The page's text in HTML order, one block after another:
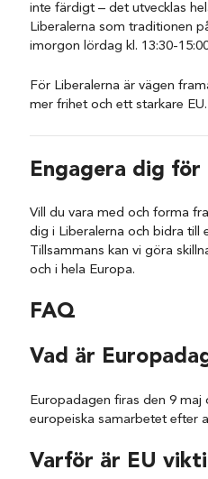
inte färdigt – det utvecklas
Liberalerna som traditionen
imorgon lördag kl. 13:30-
För Liberalerna är vägen
mer frihet och ett starkare EU.
Engagera dig för
Vill du vara med och forma
dig i Liberalerna och bidra till
Tillsammans kan vi göra
och i hela Europa.
FAQ
Vad är
Europadagen firas den 9
europeiska samarbetet efter
Varför är EU